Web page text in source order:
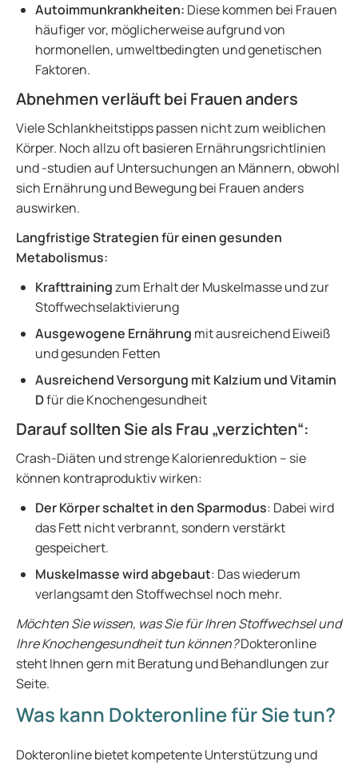
Autoimmunkrankheiten: Diese kommen bei Frauen
häufiger vor, möglicherweise aufgrund von
hormonellen, umweltbedingten und genetischen
Faktoren.
Abnehmen verläuft bei Frauen anders
Viele Schlankheitstipps passen nicht zum weiblichen
Körper. Noch allzu oft basieren Ernährungsrichtlinien
und -studien auf Untersuchungen an Männern, obwohl
sich Ernährung und Bewegung bei Frauen anders
auswirken.
Langfristige Strategien für einen gesunden
Metabolismus:
Krafttrainingzum Erhalt der Muskelmasse und zur
Stoffwechselaktivierung
Ausgewogene Ernährung mit ausreichend Eiweiß
und gesunden Fetten
Ausreichend Versorgung mit Kalzium und Vitamin
Dfür die Knochengesundheit
Darauf sollten Sie als Frau „verzichten“:
Crash-Diäten und strenge Kalorienreduktion – sie
können kontraproduktiv wirken:
Der Körper schaltet in den Sparmodus: Dabei wird
das Fett nicht verbrannt, sondern verstärkt
gespeichert.
Muskelmasse wird abgebaut: Das wiederum
verlangsamt den Stoffwechsel noch mehr.
Möchten Sie wissen, was Sie für Ihren Stoffwechsel und
Ihre Knochengesundheit tun können?Dokteronline
steht Ihnen gern mit Beratung und Behandlungen zur
Seite.
Was kann Dokteronline für Sie tun?
Dokteronline bietet kompetente Unterstützung und